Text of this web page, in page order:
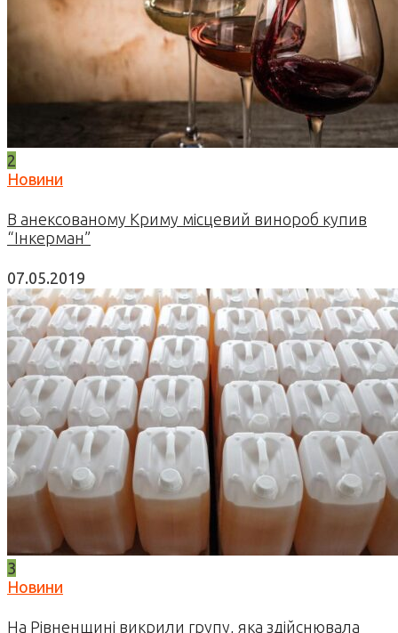
2
Новини
В анексованому Криму місцевий винороб купив
“Інкерман”
07.05.2019
3
Новини
На Рівненщині викрили групу, яка здійснювала